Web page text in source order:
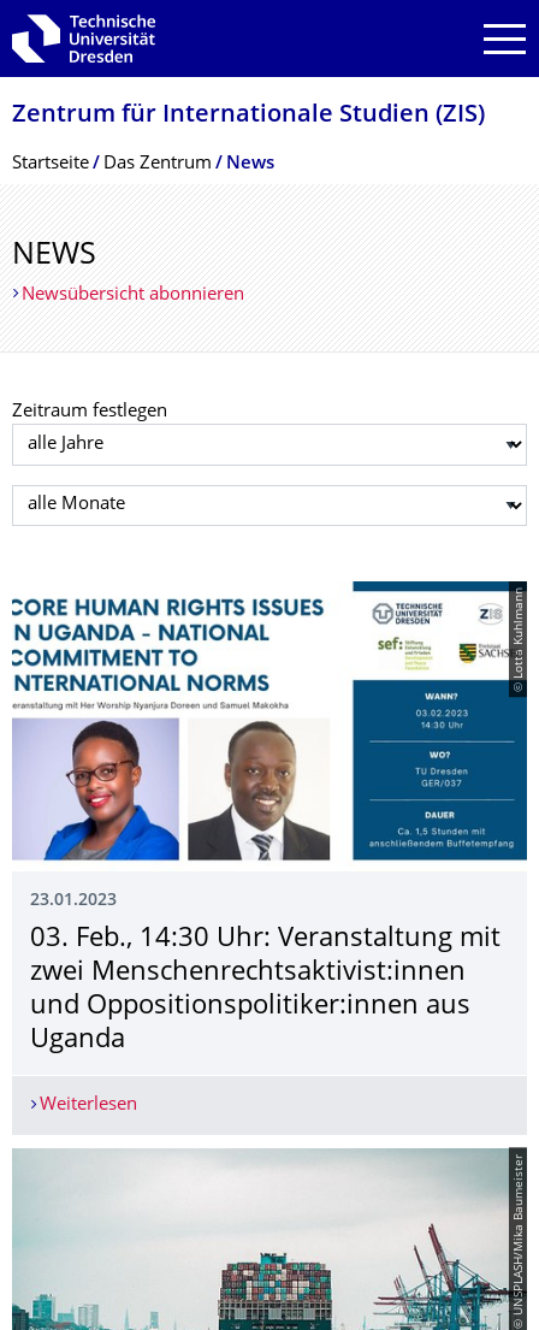
Zur Hauptnavigation springen
Zur Suche springen
Zum Inhalt springen
Zentrum für Internationale Studien (ZIS)
Breadcrumb-Menü
Startseite Das Zentrum News
NEWS
Newsübersicht abonnieren
Zeitraum festlegen
Jahr auswählen
Monat auswählen
© Lotta Kuhlmann
23.01.2023
03. Feb., 14:30 Uhr: Veranstaltung mit
zwei Menschenrechtsak­tivist:innen
und Oppositionspoliti­ker:innen aus
Uganda
Weiterlesen
© UNSPLASH/Mika Baumeister